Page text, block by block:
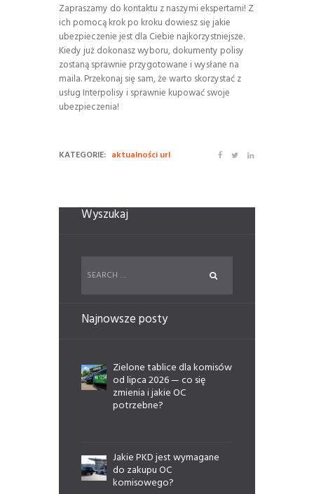
Zapraszamy do kontaktu z naszymi ekspertami! Z
ich pomocą krok po kroku dowiesz się jakie
ubezpieczenie jest dla Ciebie najkorzystniejsze.
Kiedy już dokonasz wyboru, dokumenty polisy
zostaną sprawnie przygotowane i wysłane na
maila. Przekonaj się sam, że warto skorzystać z
usług Interpolisy i sprawnie kupować swoje
ubezpieczenia!
KATEGORIE: aktualności url
Wyszukaj
Najnowsze posty
Zielone tablice dla komisów
od lipca 2026 — co się
zmienia i jakie OC
potrzebne?
Jakie PKD jest wymagane
do zakupu OC
komisowego?